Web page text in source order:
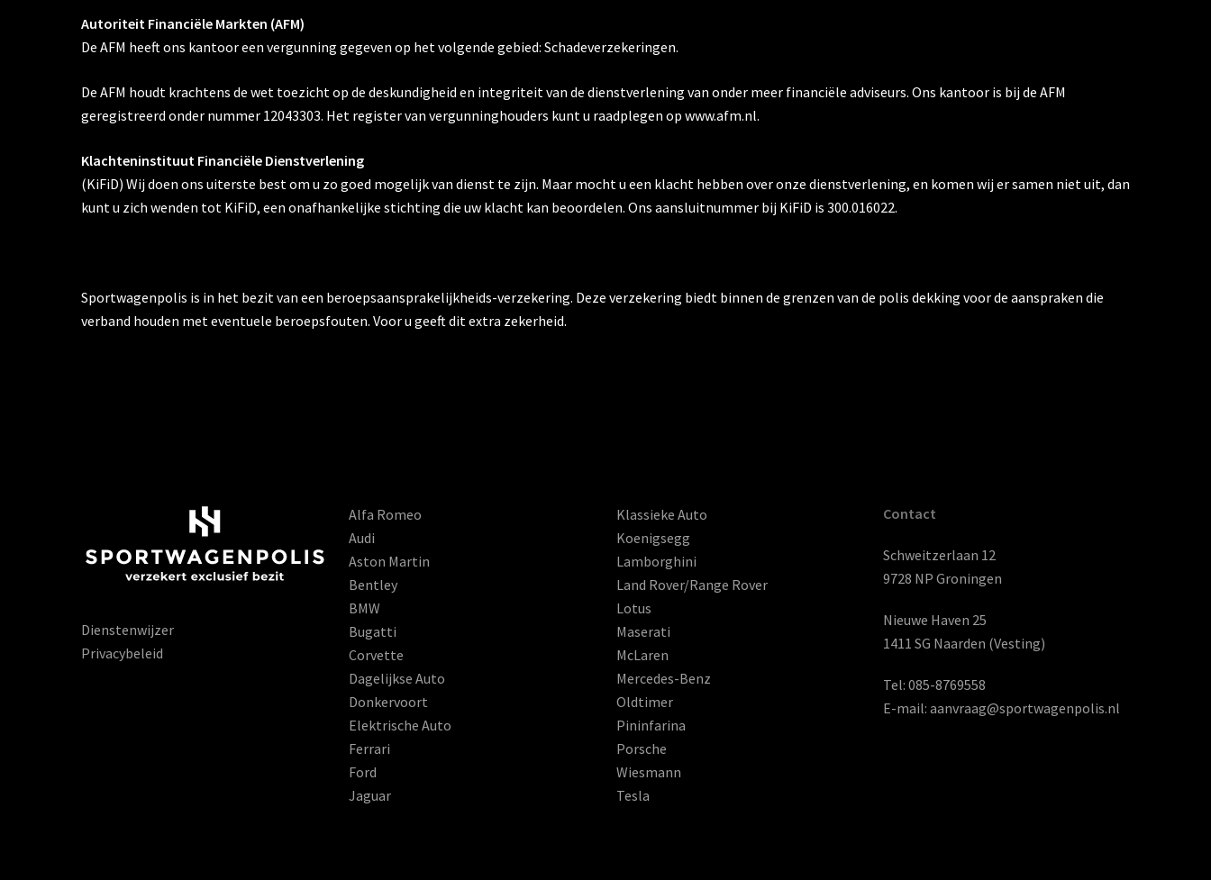
Autoriteit Financiële Markten (AFM)
De AFM heeft ons kantoor een vergunning gegeven op het volgende gebied: Schadeverzekeringen.
De AFM houdt krachtens de wet toezicht op de deskundigheid en integriteit van de dienstverlening van onder meer financiële adviseurs. Ons kantoor is bij de AFM
geregistreerd onder nummer 12043303. Het register van vergunninghouders kunt u raadplegen op www.afm.nl.
Klachteninstituut Financiële Dienstverlening
(KiFiD) Wij doen ons uiterste best om u zo goed mogelijk van dienst te zijn. Maar mocht u een klacht hebben over onze dienstverlening, en komen wij er samen niet uit, dan
kunt u zich wenden tot KiFiD, een onafhankelijke stichting die uw klacht kan beoordelen. Ons aansluitnummer bij KiFiD is 300.016022.
Sportwagenpolis is in het bezit van een beroepsaansprakelijkheids-verzekering. Deze verzekering biedt binnen de grenzen van de polis dekking voor de aanspraken die
verband houden met eventuele beroepsfouten. Voor u geeft dit extra zekerheid.
Dienstenwijzer
Privacybeleid
Alfa Romeo
Audi
Aston Martin
Bentley
BMW
Bugatti
Corvette
Dagelijkse Auto
Donkervoort
Elektrische Auto
Ferrari
Ford
Jaguar
Klassieke Auto
Koenigsegg
Lamborghini
Land Rover/Range Rover
Lotus
Maserati
McLaren
Mercedes-Benz
Oldtimer
Pininfarina
Porsche
Wiesmann
Tesla
Contact
Schweitzerlaan 12
9728 NP Groningen
Nieuwe Haven 25
1411 SG Naarden (Vesting)
Tel:085-8769558
E-mail:aanvraag@sportwagenpolis.nl